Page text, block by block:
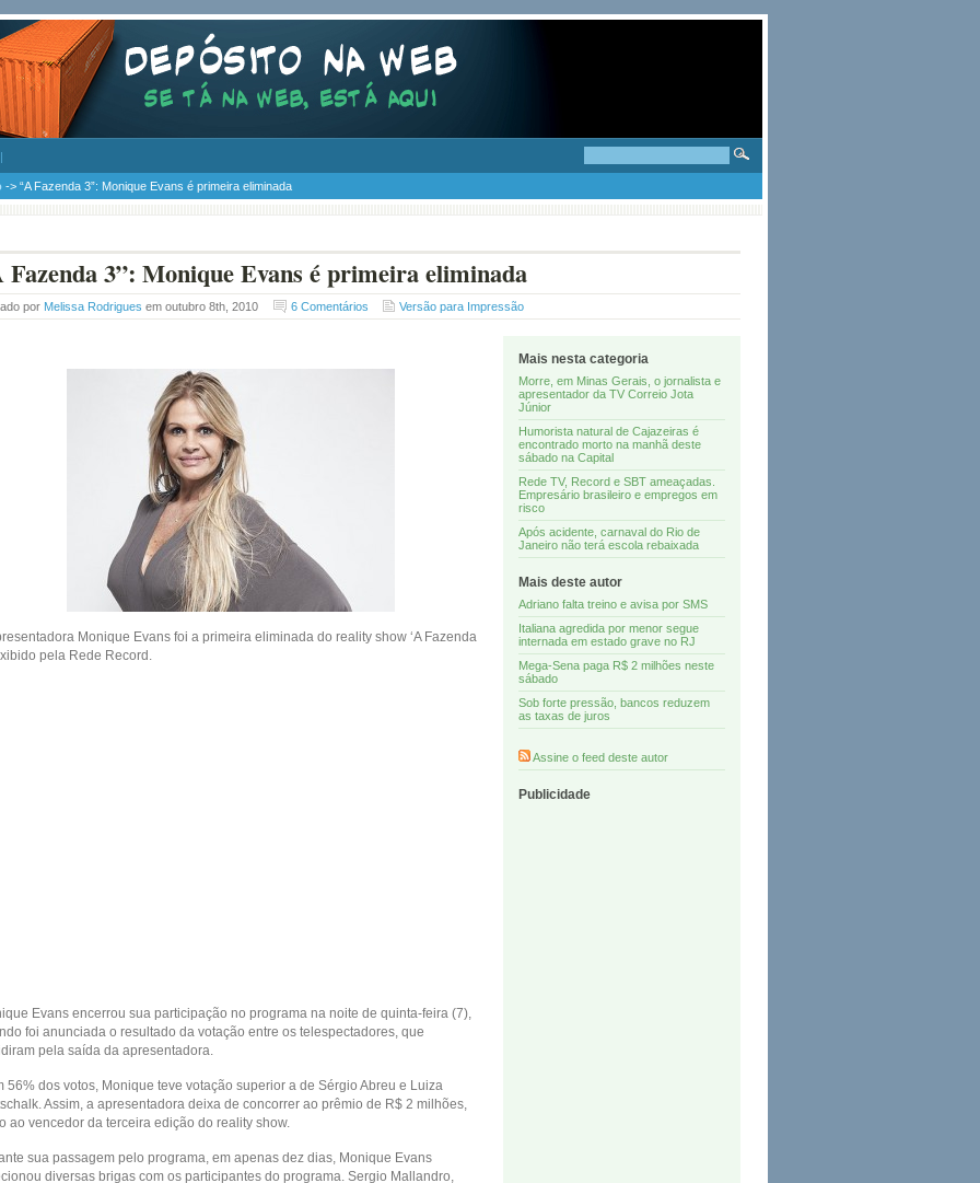
-> “A Fazenda 3”: Monique Evans é primeira eliminada
Fazenda 3”: Monique Evans é primeira eliminada
por Melissa Rodrigues em outubro 8th, 2010 6 Comentários Versão para Impressão
Monique Evans foi a primeira eliminada do reality show ‘A Fazenda
pela Rede Record.
Evans encerrou sua participação no programa na noite de quinta-feira (7),
foi anunciada o resultado da votação entre os telespectadores, que
pela saída da apresentadora.
56% dos votos, Monique teve votação superior a de Sérgio Abreu e Luiza
Assim, a apresentadora deixa de concorrer ao prêmio de R$ 2 milhões,
ao vencedor da terceira edição do reality show.
sua passagem pelo programa, em apenas dez dias, Monique Evans
diversas brigas com os participantes do programa. Sergio Mallandro,
Mais nesta categoria
Morre, em Minas Gerais, o jornalista e
apresentador da TV Correio Jota
Júnior
Humorista natural de Cajazeiras é
encontrado morto na manhã deste
sábado na Capital
Rede TV, Record e SBT ameaçadas.
Empresário brasileiro e empregos em
risco
Após acidente, carnaval do Rio de
Janeiro não terá escola rebaixada
Mais deste autor
Adriano falta treino e avisa por SMS
Italiana agredida por menor segue
internada em estado grave no RJ
Mega-Sena paga R$ 2 milhões neste
sábado
Sob forte pressão, bancos reduzem
as taxas de juros
Assine o feed deste autor
Publicidade